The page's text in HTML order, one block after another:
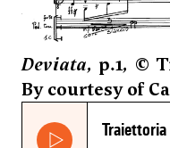
Deviata, p.1, ©
By courtesy of